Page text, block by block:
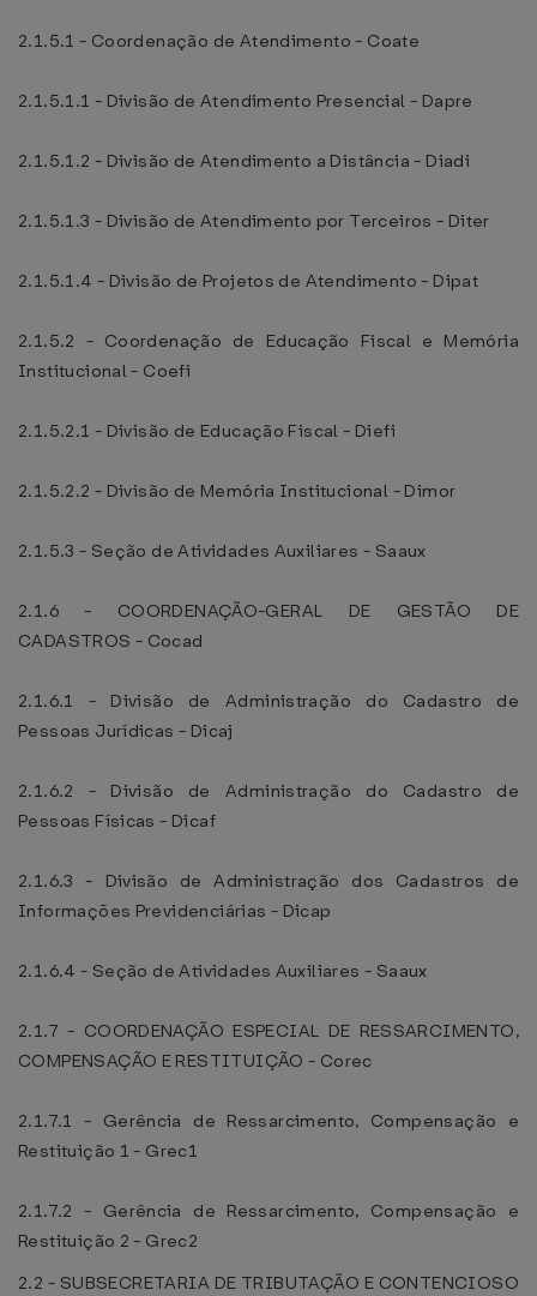
2.1.5.1 - Coordenação de Atendimento - Coate
2.1.5.1.1 - Divisão de Atendimento Presencial - Dapre
2.1.5.1.2 - Divisão de Atendimento a Distância - Diadi
2.1.5.1.3 - Divisão de Atendimento por Terceiros - Diter
2.1.5.1.4 - Divisão de Projetos de Atendimento - Dipat
2.1.5.2 - Coordenação de Educação Fiscal e Memória
Institucional - Coefi
2.1.5.2.1 - Divisão de Educação Fiscal - Diefi
2.1.5.2.2 - Divisão de Memória Institucional - Dimor
2.1.5.3 - Seção de Atividades Auxiliares - Saaux
2.1.6 - COORDENAÇÃO-GERAL DE GESTÃO DE
CADASTROS - Cocad
2.1.6.1 - Divisão de Administração do Cadastro de
Pessoas Jurídicas - Dicaj
2.1.6.2 - Divisão de Administração do Cadastro de
Pessoas Físicas - Dicaf
2.1.6.3 - Divisão de Administração dos Cadastros de
Informações Previdenciárias - Dicap
2.1.6.4 - Seção de Atividades Auxiliares - Saaux
2.1.7 - COORDENAÇÃO ESPECIAL DE RESSARCIMENTO,
COMPENSAÇÃO E RESTITUIÇÃO - Corec
2.1.7.1 - Gerência de Ressarcimento, Compensação e
Restituição 1 - Grec1
2.1.7.2 - Gerência de Ressarcimento, Compensação e
Restituição 2 - Grec2
2.2 - SUBSECRETARIA DE TRIBUTAÇÃO E CONTENCIOSO